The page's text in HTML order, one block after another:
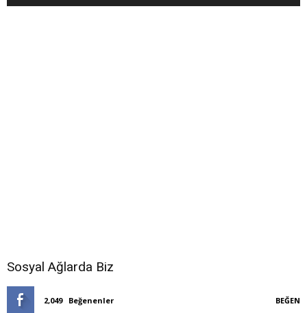
Sosyal Ağlarda Biz
2,049 Beğenenler BEĞEN